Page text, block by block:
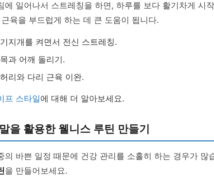
에 일어나서 스트레칭을 하면, 하루를 보다 활기차게 시
육을 부드럽게 하는 데 큰 도움이 됩니다.
기지개를 켜면서 전신 스트레칭.
목과 어깨 돌리기.
허리와 다리 근육 이완.
프 스타일에 대해 더 알아보세요.
을 활용한 웰니스 루틴 만들기
의 바쁜 일정 때문에 건강 관리를 소홀히 하는 경우가 많
을 만들어보세요.